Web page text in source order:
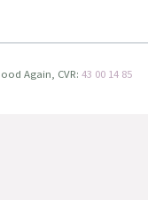
Again, CVR: 43 00 14 85